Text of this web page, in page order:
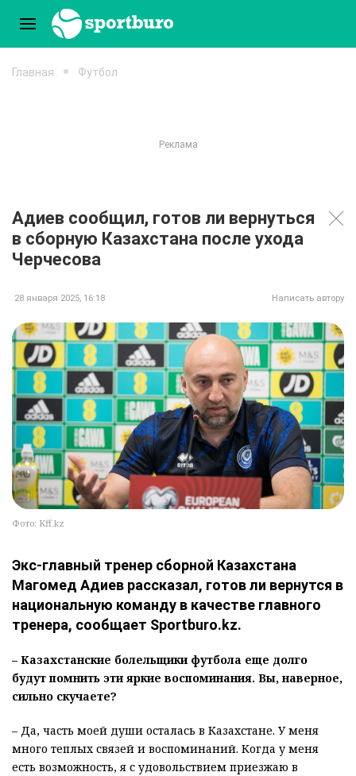
Главная Футбол
Адиев сообщил, готов ли вернуться
в сборную Казахстана после ухода
Черчесова
28 января 2025, 16:18 Написать автору
Фото: Kff.kz
Экс-главный тренер сборной Казахстана
Магомед Адиев рассказал, готов ли вернутся в
национальную команду в качестве главного
тренера, сообщает Sportburo.kz.
– Казахстанские болельщики футбола еще долго
будут помнить эти яркие воспоминания. Вы, наверное,
сильно скучаете?
– Да, часть моей души осталась в Казахстане. У меня
много теплых связей и воспоминаний. Когда у меня
есть возможность, я с удовольствием приезжаю в